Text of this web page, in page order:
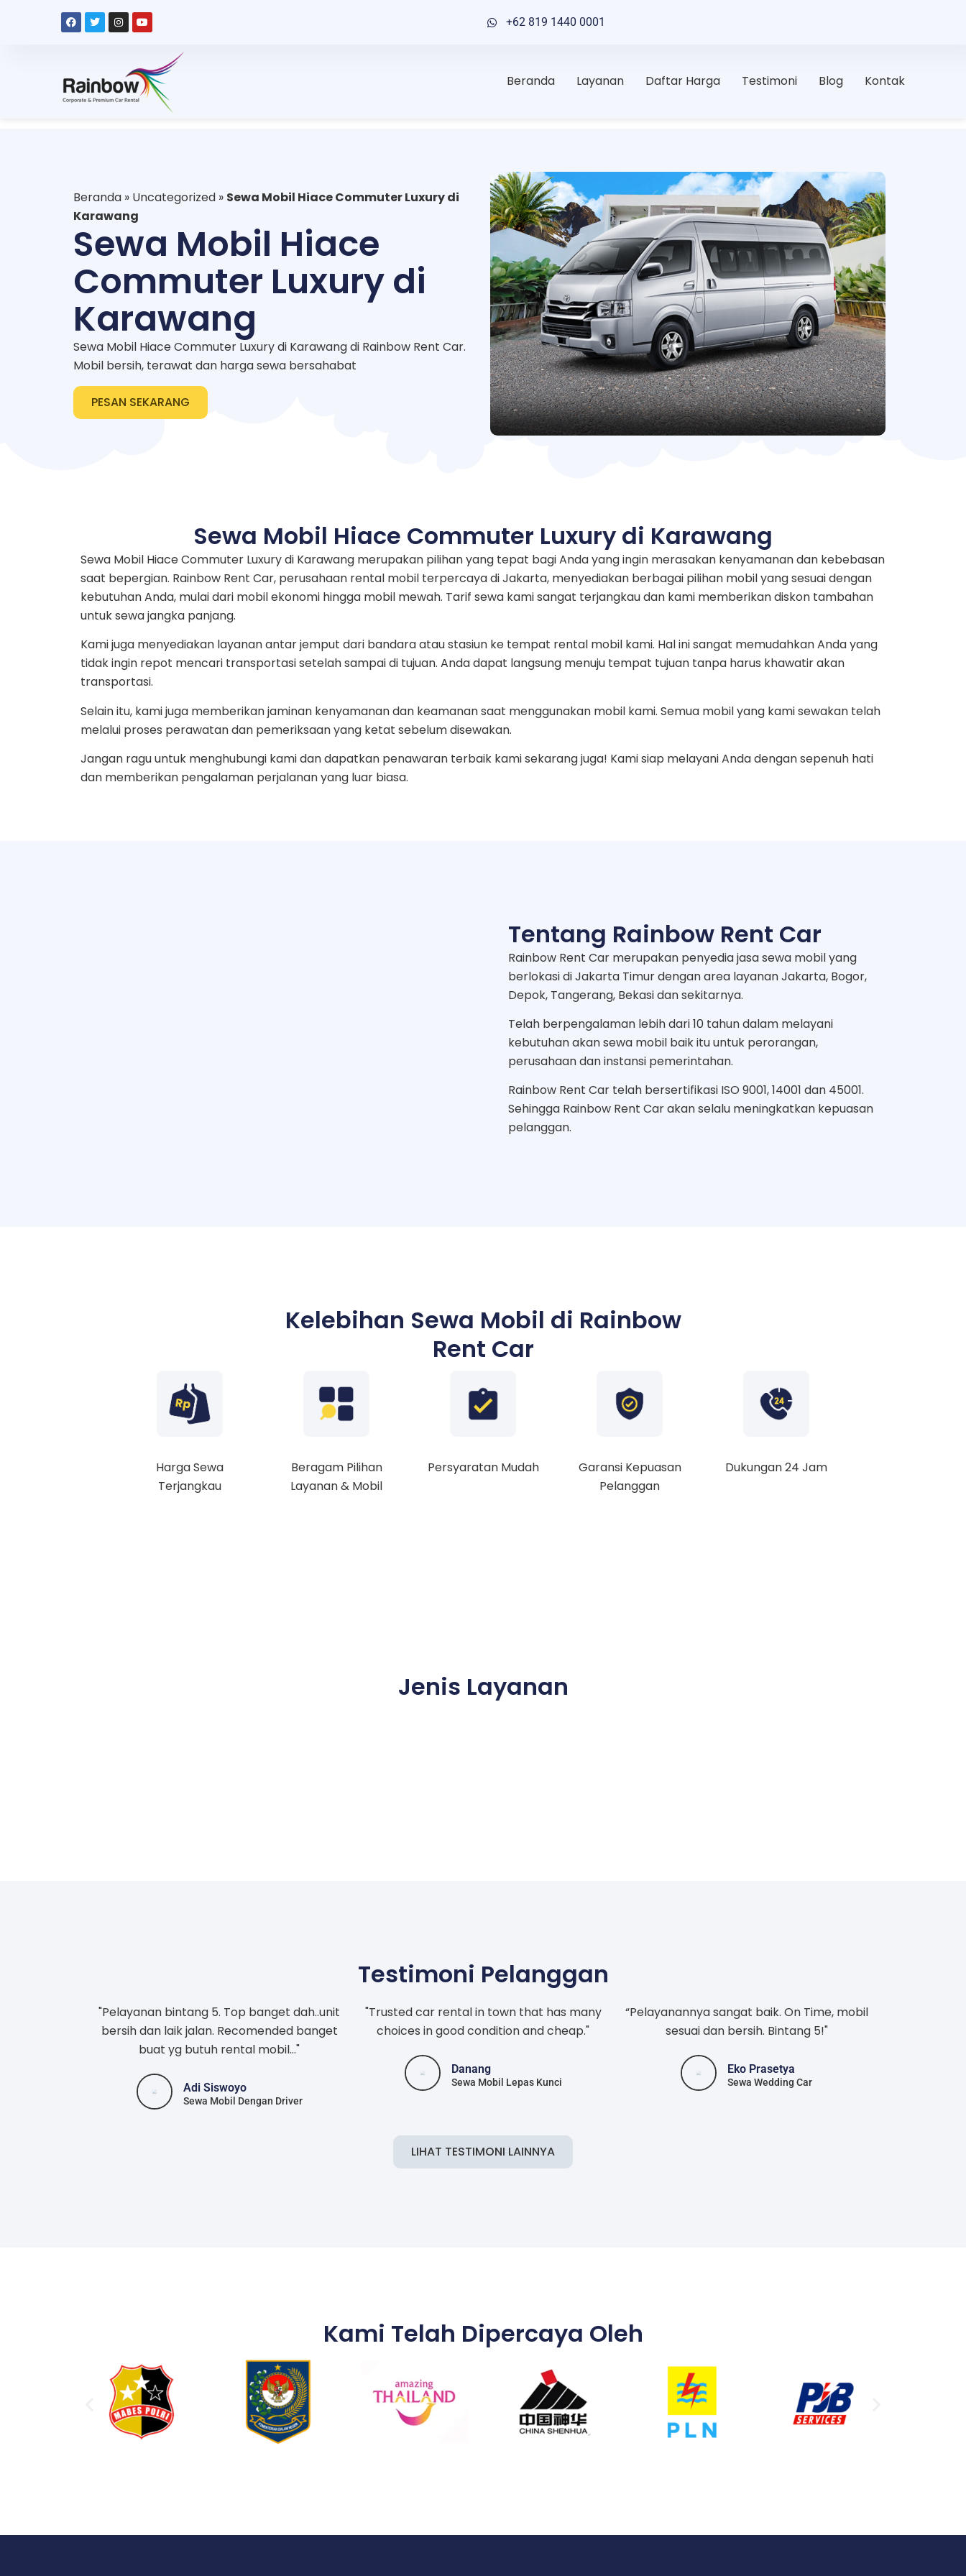
+62 819 1440 0001
Beranda Layanan Daftar Harga Testimoni Blog Kontak
Beranda » Uncategorized » Sewa Mobil Hiace Commuter Luxury di
Karawang
Sewa Mobil Hiace
Commuter Luxury di
Karawang
Sewa Mobil Hiace Commuter Luxury di Karawang di Rainbow Rent Car.
Mobil bersih, terawat dan harga sewa bersahabat
PESAN SEKARANG
Sewa Mobil Hiace Commuter Luxury di Karawang
Sewa Mobil Hiace Commuter Luxury di Karawang merupakan pilihan yang tepat bagi Anda yang ingin merasakan kenyamanan dan kebebasan
saat bepergian. Rainbow Rent Car, perusahaan rental mobil terpercaya di Jakarta, menyediakan berbagai pilihan mobil yang sesuai dengan
kebutuhan Anda, mulai dari mobil ekonomi hingga mobil mewah. Tarif sewa kami sangat terjangkau dan kami memberikan diskon tambahan
untuk sewa jangka panjang.
Kami juga menyediakan layanan antar jemput dari bandara atau stasiun ke tempat rental mobil kami. Hal ini sangat memudahkan Anda yang
tidak ingin repot mencari transportasi setelah sampai di tujuan. Anda dapat langsung menuju tempat tujuan tanpa harus khawatir akan
transportasi.
Selain itu, kami juga memberikan jaminan kenyamanan dan keamanan saat menggunakan mobil kami. Semua mobil yang kami sewakan telah
melalui proses perawatan dan pemeriksaan yang ketat sebelum disewakan.
Jangan ragu untuk menghubungi kami dan dapatkan penawaran terbaik kami sekarang juga! Kami siap melayani Anda dengan sepenuh hati
dan memberikan pengalaman perjalanan yang luar biasa.
Tentang Rainbow Rent Car
Rainbow Rent Car merupakan penyedia jasa sewa mobil yang
berlokasi di Jakarta Timur dengan area layanan Jakarta, Bogor,
Depok, Tangerang, Bekasi dan sekitarnya.
Telah berpengalaman lebih dari 10 tahun dalam melayani
kebutuhan akan sewa mobil baik itu untuk perorangan,
perusahaan dan instansi pemerintahan.
Rainbow Rent Car telah bersertifikasi ISO 9001, 14001 dan 45001.
Sehingga Rainbow Rent Car akan selalu meningkatkan kepuasan
pelanggan.
Kelebihan Sewa Mobil di Rainbow
Rent Car
Harga Sewa
Terjangkau
Beragam Pilihan
Layanan & Mobil
Persyaratan Mudah
Garansi Kepuasan
Pelanggan
Dukungan 24 Jam
Jenis Layanan
Testimoni Pelanggan
"Pelayanan bintang 5. Top banget dah..unit
bersih dan laik jalan. Recomended banget
buat yg butuh rental mobil..."
Adi Siswoyo
Sewa Mobil Dengan Driver
"Trusted car rental in town that has many
choices in good condition and cheap."
Danang
Sewa Mobil Lepas Kunci
“Pelayanannya sangat baik. On Time, mobil
sesuai dan bersih. Bintang 5!"
Eko Prasetya
Sewa Wedding Car
LIHAT TESTIMONI LAINNYA
Kami Telah Dipercaya Oleh